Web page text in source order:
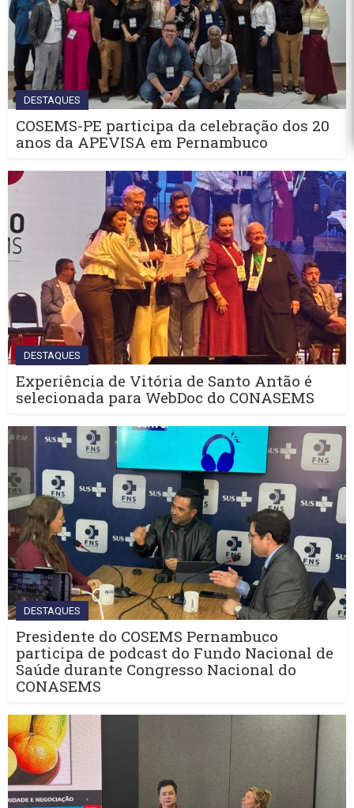
DESTAQUES
COSEMS-PE participa da celebração dos 20
anos da APEVISA em Pernambuco
DESTAQUES
Experiência de Vitória de Santo Antão é
selecionada para WebDoc do CONASEMS
DESTAQUES
Presidente do COSEMS Pernambuco
participa de podcast do Fundo Nacional de
Saúde durante Congresso Nacional do
CONASEMS